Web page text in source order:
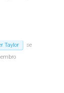
Taylor
se